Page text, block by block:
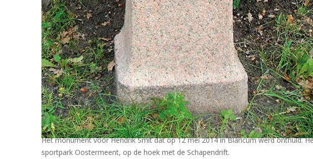
Het monument voor Hendrik Smit dat op 12 mei 2014 in Blaricum werd onthuld.
sportpark Oostermeent, op de hoek met de Schapendrift.